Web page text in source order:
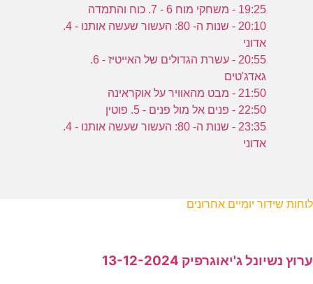
19:25 - משחקי מוח 6 - 7. כוח והתמדה
20:10 - שנות ה- 80: העשור שעשה אותנו - 4.
אדוני
20:55 - עשרת הגדולים של האייטיז - 6.
גאדג'טים
21:50 - מבט מהאוויר על אוקראינה
22:50 - פנים אל מול פנים - 5. פוטין
23:35 - שנות ה- 80: העשור שעשה אותנו - 4.
אדוני
לוחות שידור יומיים אחרונים
ערוץ נשיונל ג'יאוגרפיק 13-12-2024